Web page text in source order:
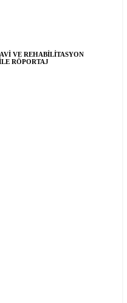
VE REHABİLİTASYON
RÖPORTAJ